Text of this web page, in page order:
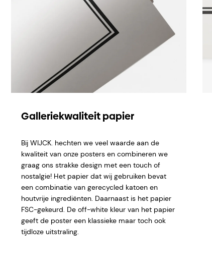
Galleriekwaliteit papier
Bij WIJCK. hechten we veel waarde aan de
kwaliteit van onze posters en combineren we
graag ons strakke design met een touch of
nostalgie! Het papier dat wij gebruiken bevat
een combinatie van gerecycled katoen en
houtvrije ingrediënten. Daarnaast is het papier
FSC-gekeurd. De off-white kleur van het papier
geeft de poster een klassieke maar toch ook
tijdloze uitstraling.